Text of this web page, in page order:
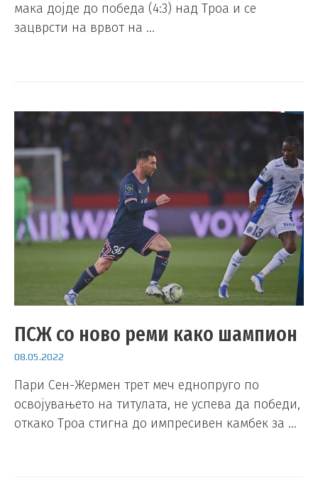
мака дојде до победа (4:3) над Троа и се
зацврсти на врвот на …
ПСЖ со ново реми како шампион
08.05.2022
Пари Сен-Жермен трет меч еднопруго по
освојувањето на титулата, не успева да победи,
откако Троа стигна до импресивен камбек за …